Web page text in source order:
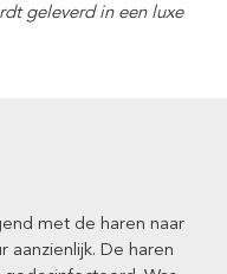
geleverd in een luxe
met de haren naar
aanzienlijk. De haren